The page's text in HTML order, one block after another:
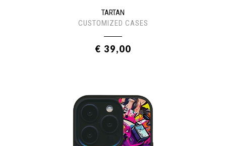
TARTAN
CUSTOMIZED CASES
€ 39,00